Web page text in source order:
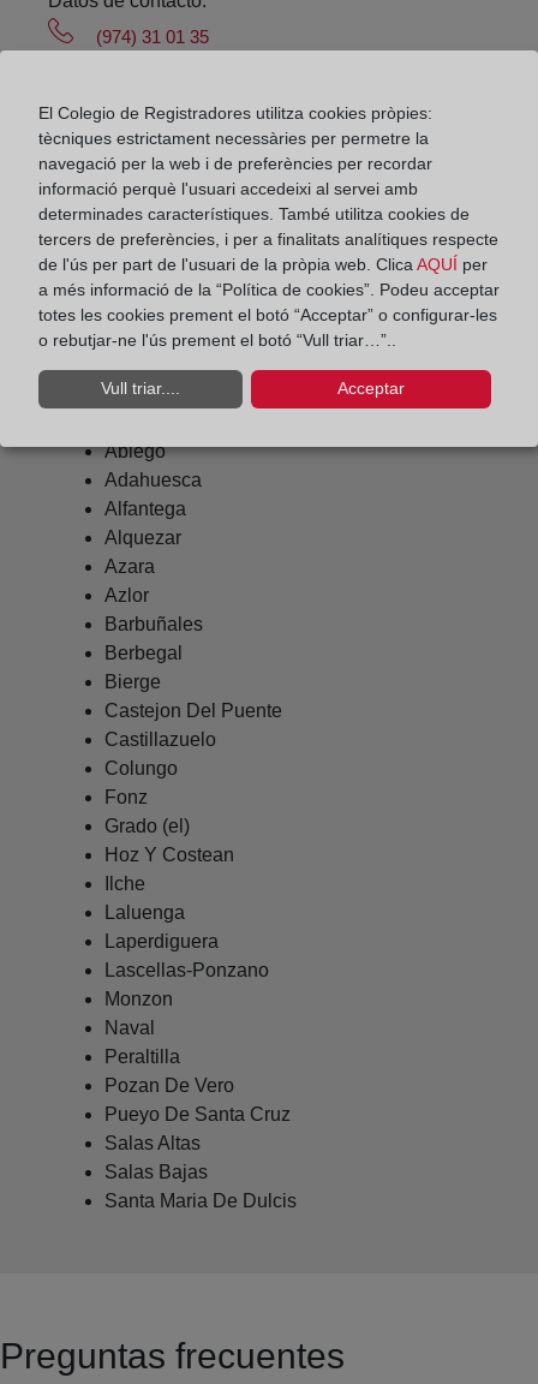
(974) 31 01 35
Datos del Registrador:
Ángel Ramon Serrat Zubillaga
Delegado de Protección de Datos:
dpo@corpme.es
Otros municipios incluidos en el
distrito hipotecario
Abiego
Adahuesca
Alfantega
Alquezar
Azara
Azlor
Barbuñales
Berbegal
Bierge
Castejon Del Puente
Castillazuelo
Colungo
Fonz
Grado (el)
Hoz Y Costean
Ilche
Laluenga
Laperdiguera
Lascellas-Ponzano
Monzon
Naval
Peraltilla
Pozan De Vero
Pueyo De Santa Cruz
Salas Altas
Salas Bajas
Santa Maria De Dulcis
Preguntas frecuentes
El Colegio de Registradores utilitza cookies pròpies:
tècniques estrictament necessàries per permetre la
navegació per la web i de preferències per recordar
informació perquè l'usuari accedeixi al servei amb
determinades característiques. També utilitza cookies de
tercers de preferències, i per a finalitats analítiques respecte
de l'ús per part de l'usuari de la pròpia web. Clica AQUÍ per
a més informació de la “Política de cookies”. Podeu acceptar
totes les cookies prement el botó “Acceptar” o configurar-les
o rebutjar-ne l'ús prement el botó “Vull triar…”..
Vull triar.... Acceptar